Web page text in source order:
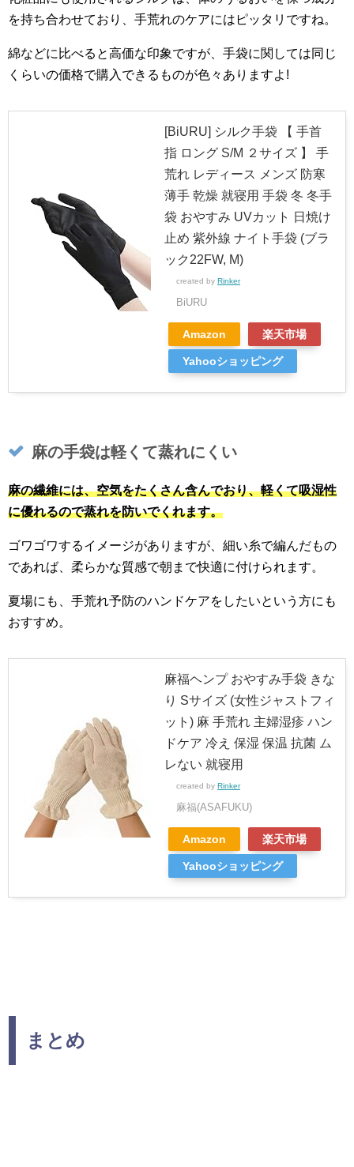
を持ち合わせており、手荒れのケアにはピッタリですね。
綿などに比べると高価な印象ですが、手袋に関しては同じ
くらいの価格で購入できるものが色々ありますよ!
[BiURU] シルク手袋 【 手首
指 ロング S/M ２サイズ 】 手
荒れ レディース メンズ 防寒
薄手 乾燥 就寝用 手袋 冬 冬手
袋 おやすみ UVカット 日焼け
止め 紫外線 ナイト手袋 (ブラ
ック22FW, M)
created by Rinker
BiURU
Amazon 楽天市場
Yahooショッピング
麻の手袋は軽くて蒸れにくい
麻の繊維には、空気をたくさん含んでおり、軽くて吸湿性
に優れるので蒸れを防いでくれます。
ゴワゴワするイメージがありますが、細い糸で編んだもの
であれば、柔らかな質感で朝まで快適に付けられます。
夏場にも、手荒れ予防のハンドケアをしたいという方にも
おすすめ。
麻福ヘンプ おやすみ手袋 きな
り Sサイズ (女性ジャストフィ
ット) 麻 手荒れ 主婦湿疹 ハン
ドケア 冷え 保湿 保温 抗菌 ム
レない 就寝用
created by Rinker
麻福(ASAFUKU)
Amazon 楽天市場
Yahooショッピング
まとめ